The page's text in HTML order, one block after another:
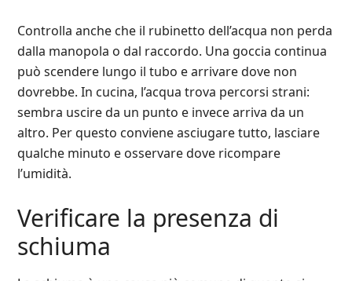
Controlla anche che il rubinetto dell’acqua non perda
dalla manopola o dal raccordo. Una goccia continua
può scendere lungo il tubo e arrivare dove non
dovrebbe. In cucina, l’acqua trova percorsi strani:
sembra uscire da un punto e invece arriva da un
altro. Per questo conviene asciugare tutto, lasciare
qualche minuto e osservare dove ricompare
l’umidità.
Verificare la presenza di
schiuma